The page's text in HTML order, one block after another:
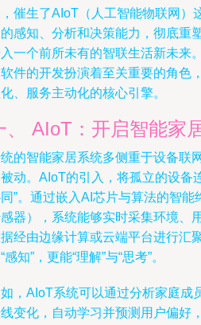
催生了AIoT（人工智能物联网）
感知、分析和决策能力，彻底重
一个前所未有的智联生活新未来
件的开发扮演着至关重要的角色
、服务主动化的核心引擎。
、 AIoT：开启智能家
的智能家居系统多侧重于设备联
动。AIoT的引入，将孤立的设备
”。通过嵌入AI芯片与算法的智
器），系统能够实时采集环境、
经由边缘计算或云端平台进行汇
感知”，更能“理解”与“思考”。
，AIoT系统可以通过分析家庭成
变化，自动学习并预测用户偏好